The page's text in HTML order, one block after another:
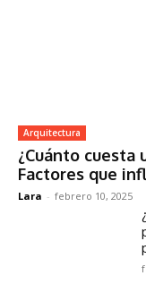
Arquitectura
¿Cuánto
Factores que
Lara - febrero 10, 2025